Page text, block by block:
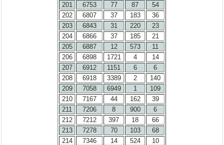
201
6753 77 87
54
202
6807 37 183
36
203
6843 31 220
23
204
6866 37 185
21
205
6887 12 573
11
206
6898 1721 4
14
207
6912 1151 6
6
208
6918 3389 2
140
209
7058 6949 1
109
210
7167 44 162
39
211
7206 8 900
6
212
7212 397 18
66
213
7278 70 103
68
214
7346 14 524
10